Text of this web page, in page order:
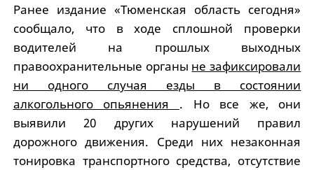
Ранее издание «Тюменская область сегодня»
сообщало, что в ходе сплошной проверки
водителей на прошлых выходных
правоохранительные органы не зафиксировали
ни одного случая езды в состоянии
алкогольного опьянения . Но все же, они
выявили 20 других нарушений правил
дорожного движения. Среди них незаконная
тонировка транспортного средства, отсутствие